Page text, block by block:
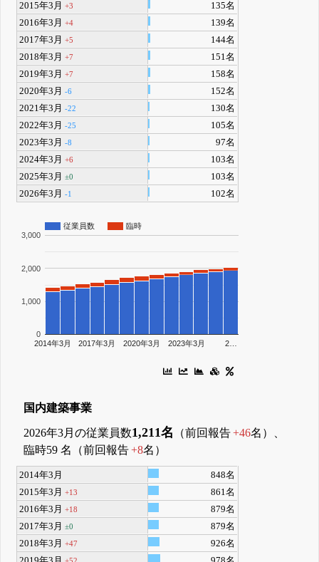
2015年3月+3
135名
2016年3月+4
139名
2017年3月+5
144名
2018年3月+7
151名
2019年3月+7
158名
2020年3月-6
152名
2021年3月-22
130名
2022年3月-25
105名
2023年3月-8
97名
2024年3月+6
103名
2025年3月±0
103名
2026年3月-1 102名
従業員数 臨時
2014年3月 2017年3月 2020年3月 2023年3月 2…
0
1,000
2,000
3,000
国内建築事業
2026年3月の従業員数1,211名 （前回報告+46名）、
臨時59 名（前回報告+8名）
2014年3月
848名
2015年3月+13
861名
2016年3月+18
879名
2017年3月±0
879名
2018年3月+47
926名